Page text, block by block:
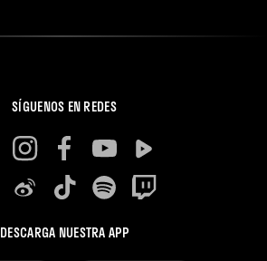
SÍGUENOS EN REDES
DESCARGA NUESTRA APP